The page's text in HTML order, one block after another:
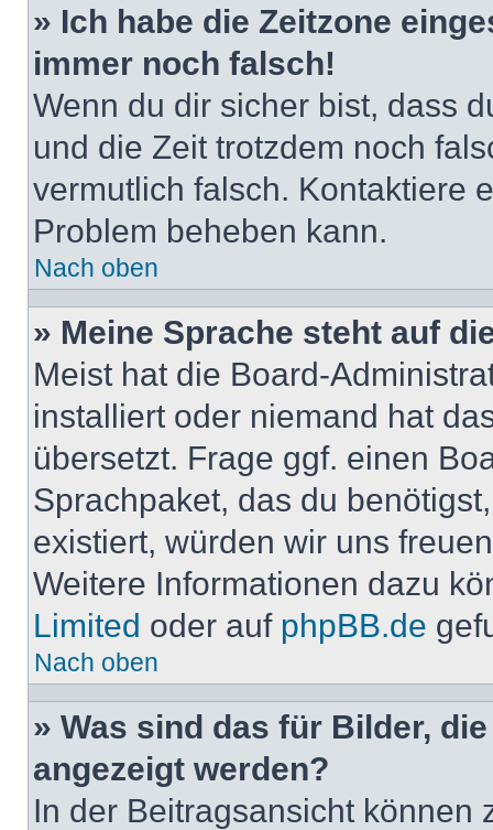
» Ich habe die Zeitzone
immer noch falsch!
Wenn du dir sicher bist, dass
und die Zeit trotzdem noch
vermutlich falsch. Kontaktiere
Problem beheben kann.
Nach oben
» Meine Sprache steht auf
Meist hat die Board-
installiert oder niemand hat
übersetzt. Frage ggf. einen
Sprachpaket, das du
existiert, würden wir uns
Weitere Informationen dazu
Limited oder auf phpBB.de
Nach oben
» Was sind das für Bilder,
angezeigt werden?
In der Beitragsansicht können